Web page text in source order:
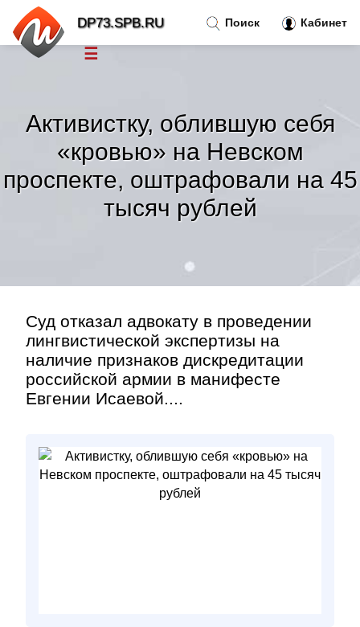
Активистку, облившую себя
«кровью» на Невском
проспекте, оштрафовали на 45
тысяч рублей
Суд отказал адвокату в проведении
лингвистической экспертизы на
наличие признаков дискредитации
российской армии в манифесте
Евгении Исаевой....
Поиск Кабинет
DP73.SPB.RU
☰
Тренды новостей»
Рубрики »